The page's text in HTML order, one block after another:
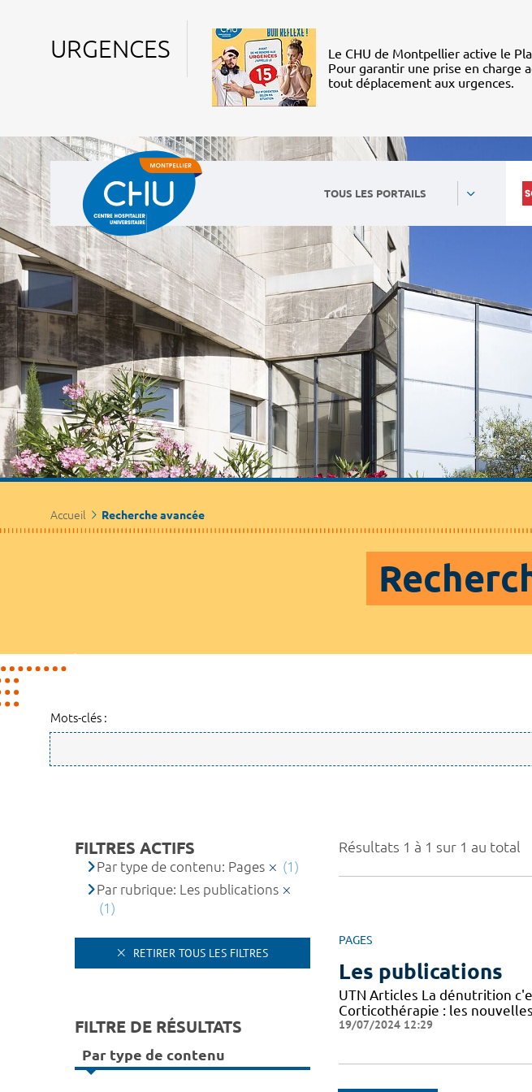
URGENCES
Le CHU de Montpellier active le
Pour garantir une prise en charge
tout déplacement aux urgences.
TOUS LES PORTAILS
Accueil Recherche avancée
Mots-clés :
Résultats 1 à 1 sur 1 au total
PAGES
Les publications
UTN Articles La dénutrition
Corticothérapie : les
19/07/2024 12:29
FILTRES ACTIFS
Par type de contenu: Pages
(1)
Par rubrique: Les publications
(1)
RETIRER TOUS LES FILTRES
FILTRE DE RÉSULTATS
Par type de contenu